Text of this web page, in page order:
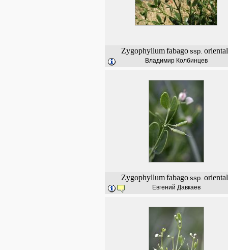
Zygophyllum fabago ssp.
Владимир Колбинцев
Zygophyllum fabago ssp.
Евгений Давкаев